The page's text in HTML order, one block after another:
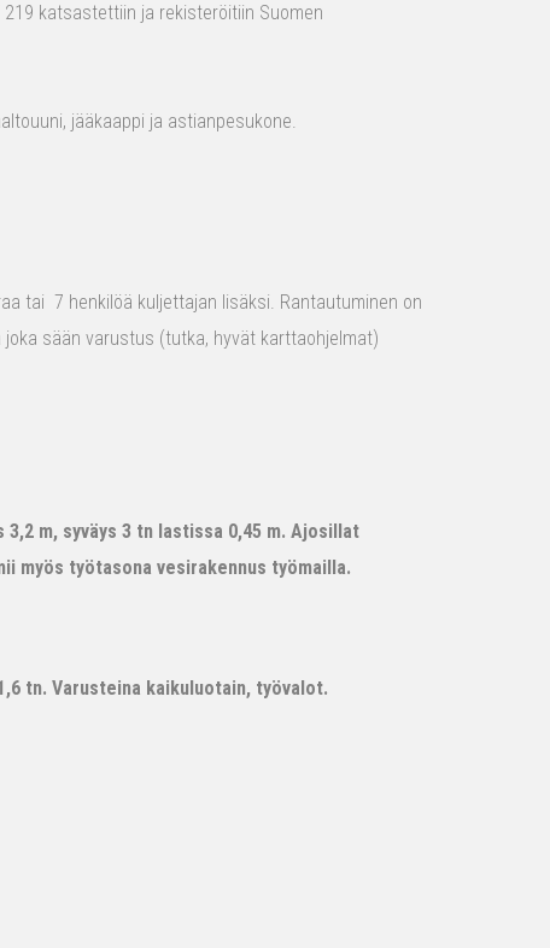
katsastettiin ja rekisteröitiin Suomen
jääkaappi ja astianpesukone.
tai 7 henkilöä kuljettajan lisäksi. Rantautuminen on
sään varustus (tutka, hyvät karttaohjelmat)
m, syväys 3 tn lastissa 0,45 m. Ajosillat
myös työtasona vesirakennus työmailla.
tn. Varusteina kaikuluotain, työvalot.